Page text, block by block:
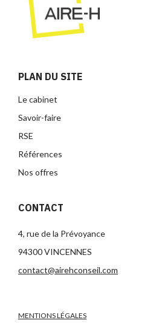
PLAN DU SITE
Le cabinet
Savoir-faire
RSE
Références
Nos offres
CONTACT
4, rue de la Prévoyance
94300 VINCENNES
contact@airehconseil.com
MENTIONS LÉGALES